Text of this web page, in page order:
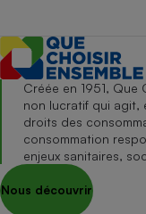
Créée en 1951,
non lucratif qui agit,
droits des
consommation
enjeux sanitaires,
Nous découvrir